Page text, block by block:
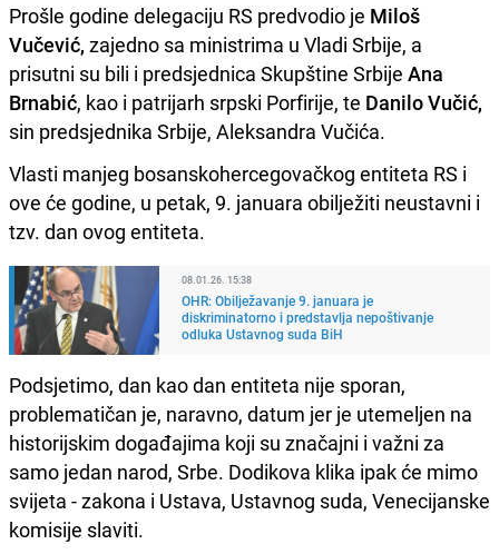
Prošle godine delegaciju RS predvodio je Miloš
Vučević, zajedno sa ministrima u Vladi Srbije, a
prisutni su bili i predsjednica Skupštine Srbije Ana
Brnabić, kao i patrijarh srpski Porfirije, te Danilo Vučić,
sin predsjednika Srbije, Aleksandra Vučića.
Vlasti manjeg bosanskohercegovačkog entiteta RS i
ove će godine, u petak, 9. januara obilježiti neustavni i
tzv. dan ovog entiteta.
08.01.26. 15:38
OHR: Obilježavanje 9. januara je
diskriminatorno i predstavlja nepoštivanje
odluka Ustavnog suda BiH
Podsjetimo, dan kao dan entiteta nije sporan,
problematičan je, naravno, datum jer je utemeljen na
historijskim događajima koji su značajni i važni za
samo jedan narod, Srbe. Dodikova klika ipak će mimo
svijeta - zakona i Ustava, Ustavnog suda, Venecijanske
komisije slaviti.